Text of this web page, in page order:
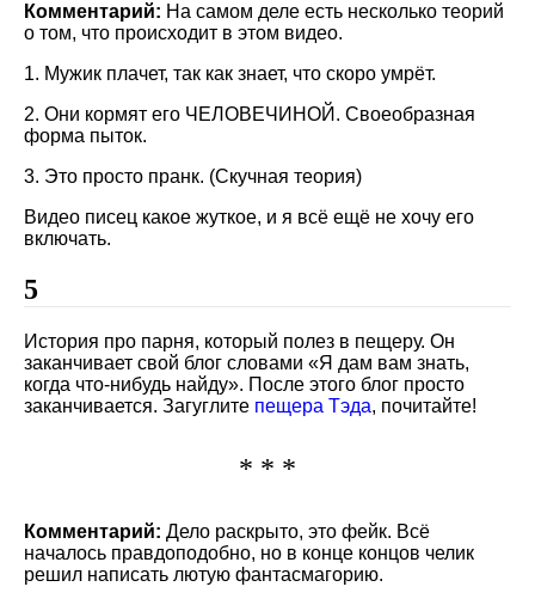
Комментарий: На самом деле есть несколько теорий
о том, что происходит в этом видео.
1. Мужик плачет, так как знает, что скоро умрёт.
2. Они кормят его ЧЕЛОВЕЧИНОЙ. Своеобразная
форма пыток.
3. Это просто пранк. (Скучная теория)
Видео писец какое жуткое, и я всё ещё не хочу его
включать.
5
История про парня, который полез в пещеру. Он
заканчивает свой блог словами «Я дам вам знать,
когда что-нибудь найду». После этого блог просто
заканчивается. Загуглите пещера Тэда, почитайте!
* * *
Комментарий: Дело раскрыто, это фейк. Всё
началось правдоподобно, но в конце концов челик
решил написать лютую фантасмагорию.